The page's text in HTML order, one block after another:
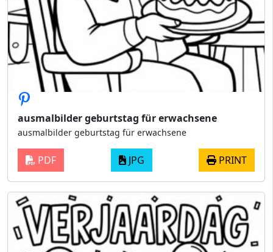
ausmalbilder geburtstag für erwachsene
ausmalbilder geburtstag für erwachsene
PDF JPG PRINT